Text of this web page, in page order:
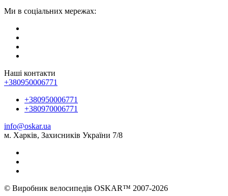
Ми в соціальних мережах:
Наші контакти
+380950006771
+380950006771
+380970006771
info@oskar.ua
м. Харків, Захисників України 7/8
© Виробник велосипедів OSKAR™ 2007-2026